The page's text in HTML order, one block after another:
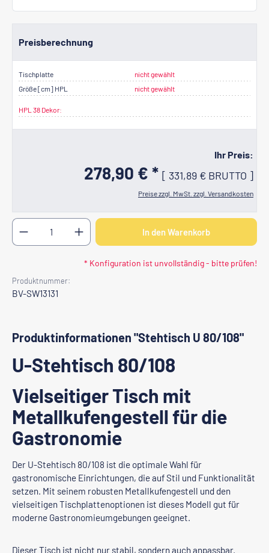
Preisberechnung
Tischplatte
nicht gewählt
Größe [cm] HPL
nicht gewählt
HPL 38 Dekor:
Ihr Preis:
278,90 € * [ 331,89 € BRUTTO ]
Preise zzgl. MwSt. zzgl. Versandkosten
Produkt Anzahl: Gib den gewünschten Wert ein
In den Warenkorb
* Konfiguration ist unvollständig - bitte prüfen!
Produktnummer:
BV-SW13131
Produktinformationen "Stehtisch U 80/108"
U-Stehtisch 80/108
Vielseitiger Tisch mit
Metallkufengestell für die
Gastronomie
Der U-Stehtisch 80/108 ist die optimale Wahl für
gastronomische Einrichtungen, die auf Stil und Funktionalität
setzen. Mit seinem robusten Metallkufengestell und den
vielseitigen Tischplattenoptionen ist dieses Modell gut für
moderne Gastronomieumgebungen geeignet.
Dieser Tisch ist nicht nur stabil, sondern auch anpassbar.